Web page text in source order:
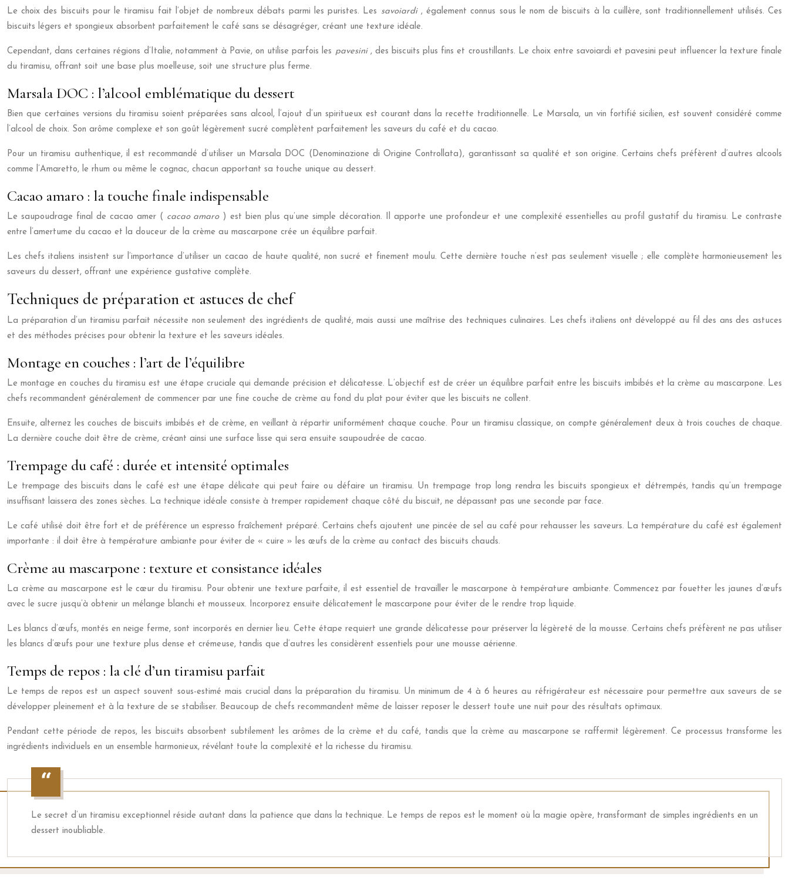
Le choix des biscuits pour le tiramisu fait l’objet de nombreux débats parmi les puristes. Les savoiardi , également connus sous le nom de biscuits à la cuillère, sont traditionnellement utilisés. Ces
biscuits légers et spongieux absorbent parfaitement le café sans se désagréger, créant une texture idéale.
Cependant, dans certaines régions d’Italie, notamment à Pavie, on utilise parfois les pavesini , des biscuits plus fins et croustillants. Le choix entre savoiardi et pavesini peut influencer la texture finale
du tiramisu, offrant soit une base plus moelleuse, soit une structure plus ferme.
Marsala DOC : l’alcool emblématique du dessert
Bien que certaines versions du tiramisu soient préparées sans alcool, l’ajout d’un spiritueux est courant dans la recette traditionnelle. Le Marsala, un vin fortifié sicilien, est souvent considéré comme
l’alcool de choix. Son arôme complexe et son goût légèrement sucré complètent parfaitement les saveurs du café et du cacao.
Pour un tiramisu authentique, il est recommandé d’utiliser un Marsala DOC (Denominazione di Origine Controllata), garantissant sa qualité et son origine. Certains chefs préfèrent d’autres alcools
comme l’Amaretto, le rhum ou même le cognac, chacun apportant sa touche unique au dessert.
Cacao amaro : la touche finale indispensable
Le saupoudrage final de cacao amer ( cacao amaro ) est bien plus qu’une simple décoration. Il apporte une profondeur et une complexité essentielles au profil gustatif du tiramisu. Le contraste
entre l’amertume du cacao et la douceur de la crème au mascarpone crée un équilibre parfait.
Les chefs italiens insistent sur l’importance d’utiliser un cacao de haute qualité, non sucré et finement moulu. Cette dernière touche n’est pas seulement visuelle ; elle complète harmonieusement les
saveurs du dessert, offrant une expérience gustative complète.
Techniques de préparation et astuces de chef
La préparation d’un tiramisu parfait nécessite non seulement des ingrédients de qualité, mais aussi une maîtrise des techniques culinaires. Les chefs italiens ont développé au fil des ans des astuces
et des méthodes précises pour obtenir la texture et les saveurs idéales.
Montage en couches : l’art de l’équilibre
Le montage en couches du tiramisu est une étape cruciale qui demande précision et délicatesse. L’objectif est de créer un équilibre parfait entre les biscuits imbibés et la crème au mascarpone. Les
chefs recommandent généralement de commencer par une fine couche de crème au fond du plat pour éviter que les biscuits ne collent.
Ensuite, alternez les couches de biscuits imbibés et de crème, en veillant à répartir uniformément chaque couche. Pour un tiramisu classique, on compte généralement deux à trois couches de chaque.
La dernière couche doit être de crème, créant ainsi une surface lisse qui sera ensuite saupoudrée de cacao.
Trempage du café : durée et intensité optimales
Le trempage des biscuits dans le café est une étape délicate qui peut faire ou défaire un tiramisu. Un trempage trop long rendra les biscuits spongieux et détrempés, tandis qu’un trempage
insuffisant laissera des zones sèches. La technique idéale consiste à tremper rapidement chaque côté du biscuit, ne dépassant pas une seconde par face.
Le café utilisé doit être fort et de préférence un espresso fraîchement préparé. Certains chefs ajoutent une pincée de sel au café pour rehausser les saveurs. La température du café est également
importante : il doit être à température ambiante pour éviter de « cuire » les œufs de la crème au contact des biscuits chauds.
Crème au mascarpone : texture et consistance idéales
La crème au mascarpone est le cœur du tiramisu. Pour obtenir une texture parfaite, il est essentiel de travailler le mascarpone à température ambiante. Commencez par fouetter les jaunes d’œufs
avec le sucre jusqu’à obtenir un mélange blanchi et mousseux. Incorporez ensuite délicatement le mascarpone pour éviter de le rendre trop liquide.
Les blancs d’œufs, montés en neige ferme, sont incorporés en dernier lieu. Cette étape requiert une grande délicatesse pour préserver la légèreté de la mousse. Certains chefs préfèrent ne pas utiliser
les blancs d’œufs pour une texture plus dense et crémeuse, tandis que d’autres les considèrent essentiels pour une mousse aérienne.
Temps de repos : la clé d’un tiramisu parfait
Le temps de repos est un aspect souvent sous-estimé mais crucial dans la préparation du tiramisu. Un minimum de 4 à 6 heures au réfrigérateur est nécessaire pour permettre aux saveurs de se
développer pleinement et à la texture de se stabiliser. Beaucoup de chefs recommandent même de laisser reposer le dessert toute une nuit pour des résultats optimaux.
Pendant cette période de repos, les biscuits absorbent subtilement les arômes de la crème et du café, tandis que la crème au mascarpone se raffermit légèrement. Ce processus transforme les
ingrédients individuels en un ensemble harmonieux, révélant toute la complexité et la richesse du tiramisu.
Le secret d’un tiramisu exceptionnel réside autant dans la patience que dans la technique. Le temps de repos est le moment où la magie opère, transformant de simples ingrédients en un
dessert inoubliable.